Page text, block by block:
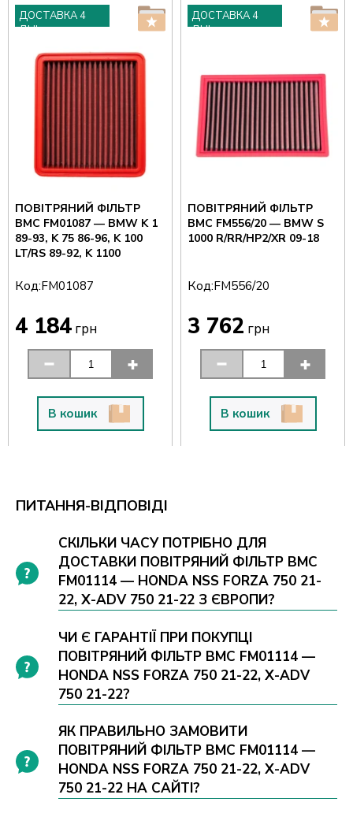
ДОСТАВКА 4
ДНІ
ПОВІТРЯНИЙ ФІЛЬТР
BMC FM01087 — BMW K 1
89-93, K 75 86-96, K 100
LT/RS 89-92, K 1100
Код:FM01087
4 184 грн
В кошик
ДОСТАВКА 4
ДНІ
ПОВІТРЯНИЙ ФІЛЬТР
BMC FM556/20 — BMW S
1000 R/RR/HP2/XR 09-18
Код:FM556/20
3 762 грн
В кошик
ПИТАННЯ-ВІДПОВІДІ
СКІЛЬКИ ЧАСУ ПОТРІБНО ДЛЯ
ДОСТАВКИ ПОВІТРЯНИЙ ФІЛЬТР BMC
FM01114 — HONDA NSS FORZA 750 21-
22, X-ADV 750 21-22 З ЄВРОПИ?
ЧИ Є ГАРАНТІЇ ПРИ ПОКУПЦІ
ПОВІТРЯНИЙ ФІЛЬТР BMC FM01114 —
HONDA NSS FORZA 750 21-22, X-ADV
750 21-22?
ЯК ПРАВИЛЬНО ЗАМОВИТИ
ПОВІТРЯНИЙ ФІЛЬТР BMC FM01114 —
HONDA NSS FORZA 750 21-22, X-ADV
750 21-22 НА САЙТІ?